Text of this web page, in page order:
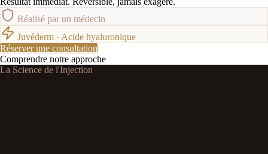
Réalisé par un médecin
Juvéderm · Acide hyaluronique
Réserver une consultation
Comprendre notre approche
La Science de l'Injection